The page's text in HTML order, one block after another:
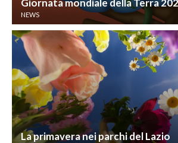
NEWS
La primavera nei parchi del Lazio